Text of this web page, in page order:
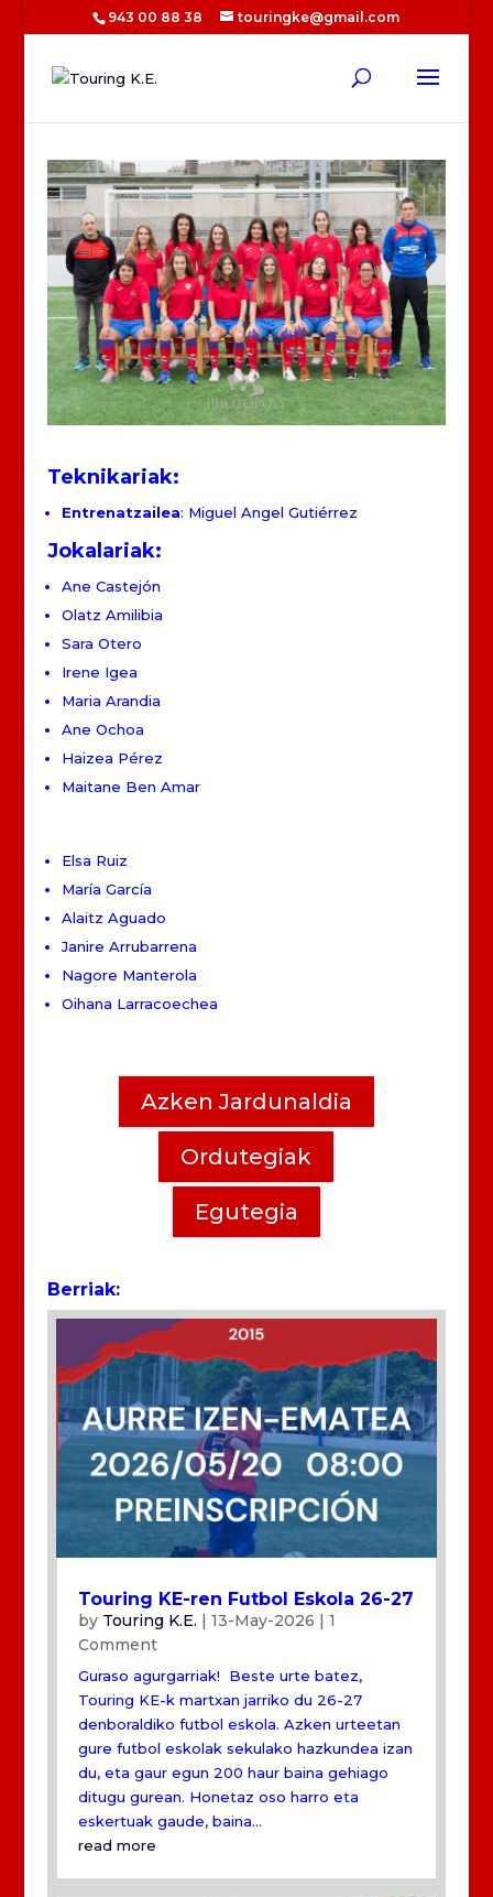
943 00 88 38 touringke@gmail.com
Teknikariak:
Entrenatzailea: Miguel Angel Gutiérrez
Jokalariak:
Ane Castejón
Olatz Amilibia
Sara Otero
Irene Igea
Maria Arandia
Ane Ochoa
Haizea Pérez
Maitane Ben Amar
Elsa Ruiz
María García
Alaitz Aguado
Janire Arrubarrena
Nagore Manterola
Oihana Larracoechea
Azken Jardunaldia
Ordutegiak
Egutegia
Berriak:
Touring KE-ren Futbol Eskola 26-27
by Touring K.E. | 13-May-2026 | 1
Comment
Guraso agurgarriak! Beste urte batez,
Touring KE-k martxan jarriko du 26-27
denboraldiko futbol eskola. Azken urteetan
gure futbol eskolak sekulako hazkundea izan
du, eta gaur egun 200 haur baina gehiago
ditugu gurean. Honetaz oso harro eta
eskertuak gaude, baina...
read more